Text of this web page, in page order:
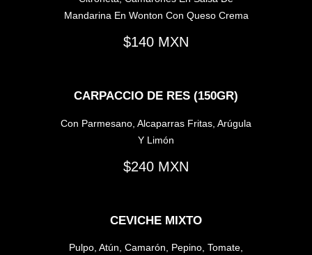
Mandarina En Wonton Con Queso Crema
140
CARPACCIO DE RES (150GR)
Con Parmesano, Alcaparras Fritas, Arúgula
Y Limón
240
CEVICHE MIXTO
Pulpo, Atún, Camarón, Pepino, Tomate,